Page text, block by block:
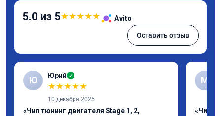
5.0 из 5★★★★★ Avito
Оставить отзыв
Ю Юрий ✓
★★★★★
10 декабря 2025
«Чип тюнинг двигателя Stage 1, 2,
М
«Чип